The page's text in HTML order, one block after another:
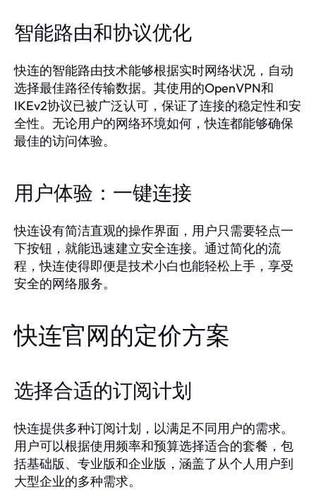
智能路由和协议优化
快连的智能路由技术能够根据实时网络状况，自动
选择最佳路径传输数据。其使用的OpenVPN和
IKEv2协议已被广泛认可，保证了连接的稳定性和安
全性。无论用户的网络环境如何，快连都能够确保
最佳的访问体验。
用户体验：一键连接
快连设有简洁直观的操作界面，用户只需要轻点一
下按钮，就能迅速建立安全连接。通过简化的流
程，快连使得即便是技术小白也能轻松上手，享受
安全的网络服务。
快连官网的定价方案
选择合适的订阅计划
快连提供多种订阅计划，以满足不同用户的需求。
用户可以根据使用频率和预算选择适合的套餐，包
括基础版、专业版和企业版，涵盖了从个人用户到
大型企业的多种需求。